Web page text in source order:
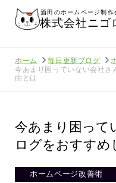
酒田のホームページ制作
株式会社ニゴ
ホーム 毎日更新ブログ
今あまり困っていない会社
由とは
今あまり困って
ログをおすす
ホームページ改善術